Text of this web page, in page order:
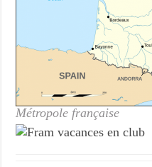
Métropole française